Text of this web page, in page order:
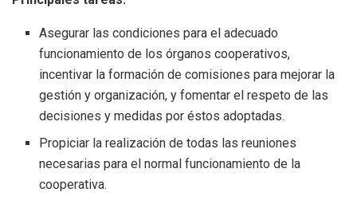
Asegurar las condiciones para el adecuado
funcionamiento de los órganos cooperativos,
incentivar la formación de comisiones para mejorar la
gestión y organización, y fomentar el respeto de las
decisiones y medidas por éstos adoptadas.
Propiciar la realización de todas las reuniones
necesarias para el normal funcionamiento de la
cooperativa.